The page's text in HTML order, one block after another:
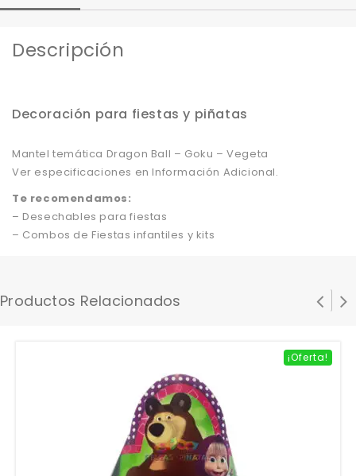
Descripción
Decoración para fiestas y piñatas
Mantel temática Dragon Ball – Goku – Vegeta
Ver especificaciones en Información Adicional.
Te recomendamos:
– Desechables para fiestas
– Combos de Fiestas infantiles y kits
Productos Relacionados
¡Oferta!